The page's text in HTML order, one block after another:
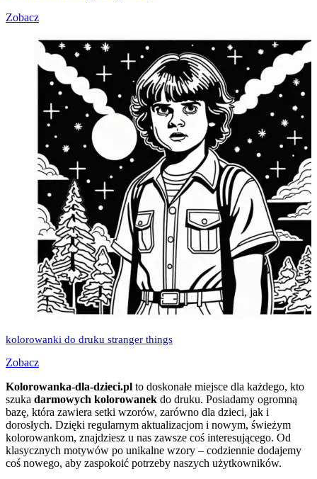
Zobacz
kolorowanki do druku stranger things
Zobacz
Kolorowanka-dla-dzieci.pl to doskonałe miejsce dla każdego, kto
szuka darmowych kolorowanek do druku. Posiadamy ogromną
bazę, która zawiera setki wzorów, zarówno dla dzieci, jak i
dorosłych. Dzięki regularnym aktualizacjom i nowym, świeżym
kolorowankom, znajdziesz u nas zawsze coś interesującego. Od
klasycznych motywów po unikalne wzory – codziennie dodajemy
coś nowego, aby zaspokoić potrzeby naszych użytkowników.